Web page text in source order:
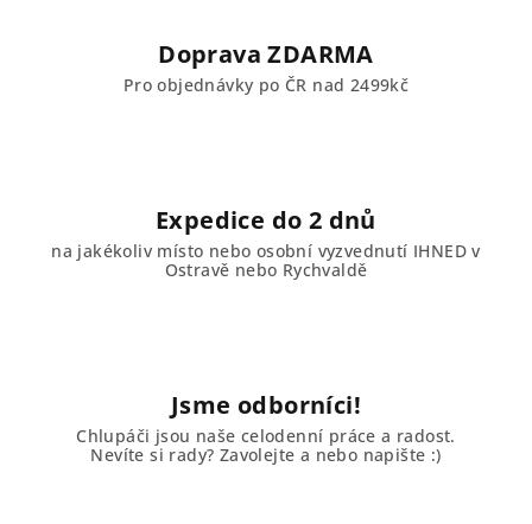
Doprava ZDARMA
Pro objednávky po ČR nad 2499kč
Expedice do 2 dnů
na jakékoliv místo nebo osobní vyzvednutí IHNED v
Ostravě nebo Rychvaldě
Jsme odborníci!
Chlupáči jsou naše celodenní práce a radost.
Nevíte si rady? Zavolejte a nebo napište :)